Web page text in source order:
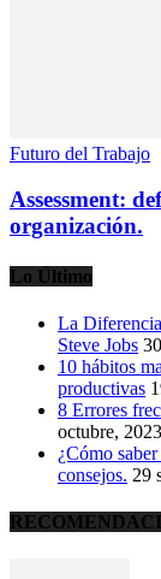
Futuro del Trabajo
Assessment:
organización.
Lo Último
La
Steve Jobs
10 hábitos
productivas
8 Errores
octubre, 2023
¿Cómo
consejos. 29